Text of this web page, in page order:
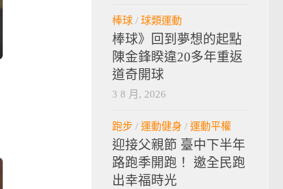
棒球 / 球類運動
棒球》回到夢想的起點
陳金鋒睽違20多年重返
道奇開球
3 8 月, 2026
跑步 / 運動健身 / 運動平權
迎接父親節 臺中下半年
路跑季開跑！ 邀全民跑
出幸福時光